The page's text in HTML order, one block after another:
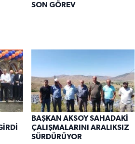
SON GÖREV
BAŞKAN AKSOY SAHADAKİ
ÇALIŞMALARINI ARALIKSIZ
SÜRDÜRÜYOR